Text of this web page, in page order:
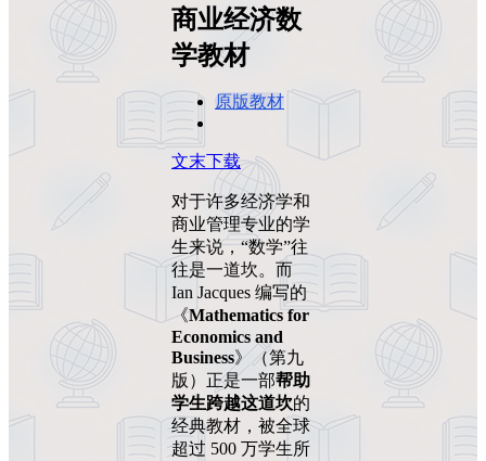
商业经济数
学教材
原版教材
文末下载
对于许多经济学和
商业管理专业的学
生来说，“数学”往
往是一道坎。而
Ian Jacques 编写的
《Mathematics for
Economics and
Business》（第九
版）正是一部帮助
学生跨越这道坎的
经典教材，被全球
超过 500 万学生所